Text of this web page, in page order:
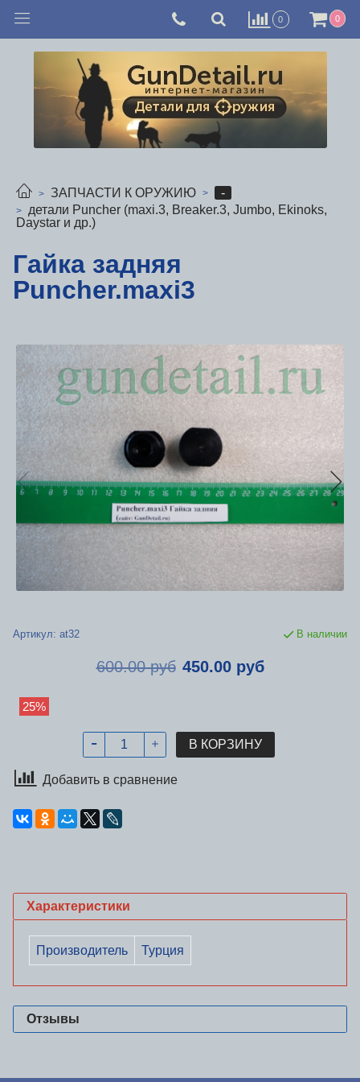
0 0
ЗАПЧАСТИ К ОРУЖИЮ
-
детали Puncher (maxi.3, Breaker.3, Jumbo, Ekinoks,
Daystar и др.)
Гайка задняя
Puncher.maxi3
Артикул: at32 В наличии
600.00 руб 450.00 руб
25%
В КОРЗИНУ
Добавить в сравнение
Характеристики
Производитель Турция
Отзывы